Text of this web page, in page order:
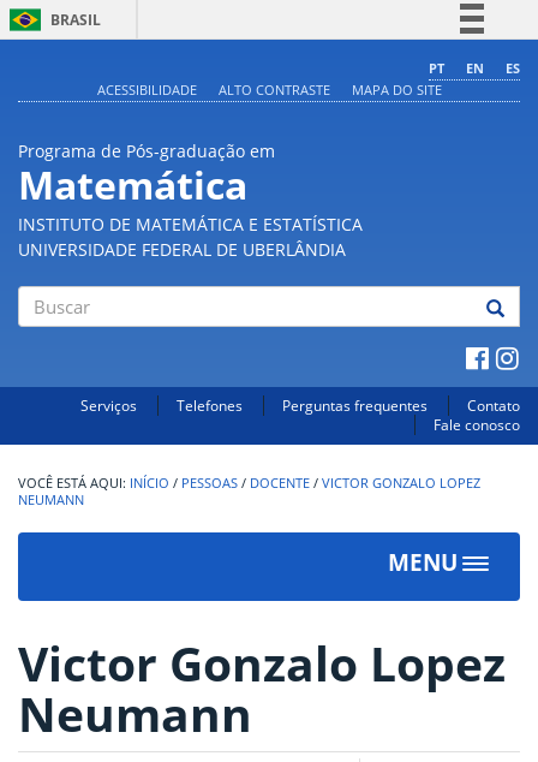
BRASIL
Comunica BR
PT EN
ES
ACESSIBILIDADE
ALTO CONTRASTE MAPA DO SITE
Programa de Pós-graduação em
Matemática
INSTITUTO DE MATEMÁTICA E ESTATÍSTICA
UNIVERSIDADE FEDERAL DE UBERLÂNDIA
Serviços Telefones Perguntas frequentes
Contato
Fale conosco
INÍCIO / PESSOAS / DOCENTE / VICTOR GONZALO LOPEZ
NEUMANN
MENU
Toggle
Victor Gonzalo Lopez
Neumann